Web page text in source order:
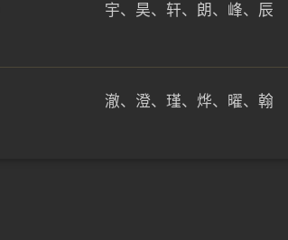
宇、昊、轩、朗、峰、辰
澈、澄、瑾、烨、曜、翰